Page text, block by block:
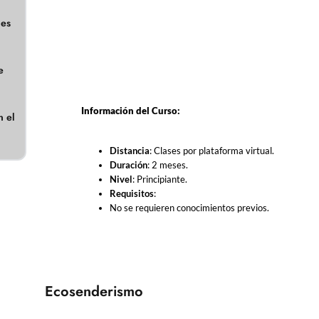
el Información del Curso:
Distancia: Clases por plataforma virtual.
Duración: 2 meses.
Nivel: Principiante.
Requisitos:
No se requieren conocimientos previos.
Ecosenderismo